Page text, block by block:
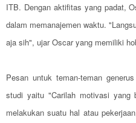
ITB. Dengan aktifitas yang padat,
dalam memanajemen waktu.
aja sih", ujar Oscar yang memiliki
Pesan untuk teman-teman
studi yaitu "Carilah motivasi yang
melakukan suatu hal atau